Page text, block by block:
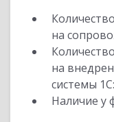
на
на
системы
Наличие у